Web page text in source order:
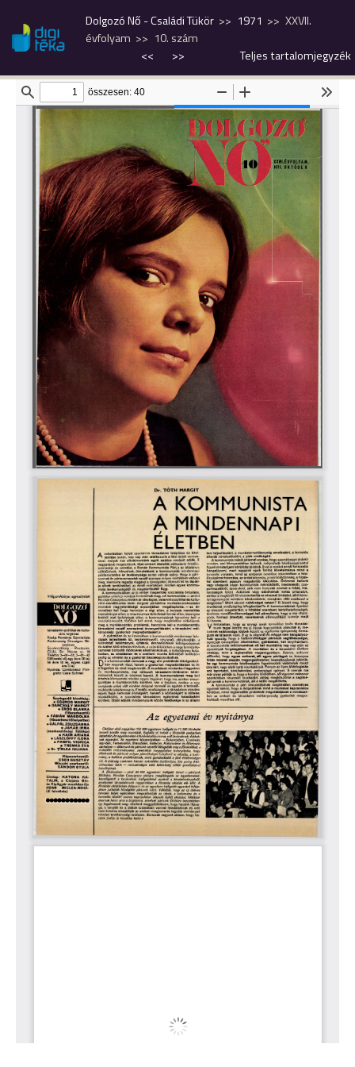
Dolgozó Nő - Családi Tükör 1971
XXVII.
évfolyam
10. szám
<<
>> Teljes tartalomjegyzék